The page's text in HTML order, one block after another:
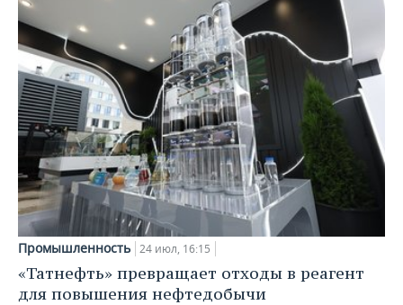
Промышленность 24 июл, 16:15
«Татнефть» превращает отходы в реагент
для повышения нефтедобычи